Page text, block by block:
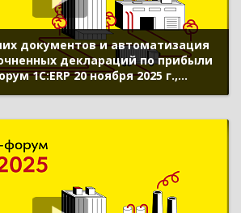
документов и автоматизация
деклараций по прибыли
1С:ERP 20 ноября 2025 г.,